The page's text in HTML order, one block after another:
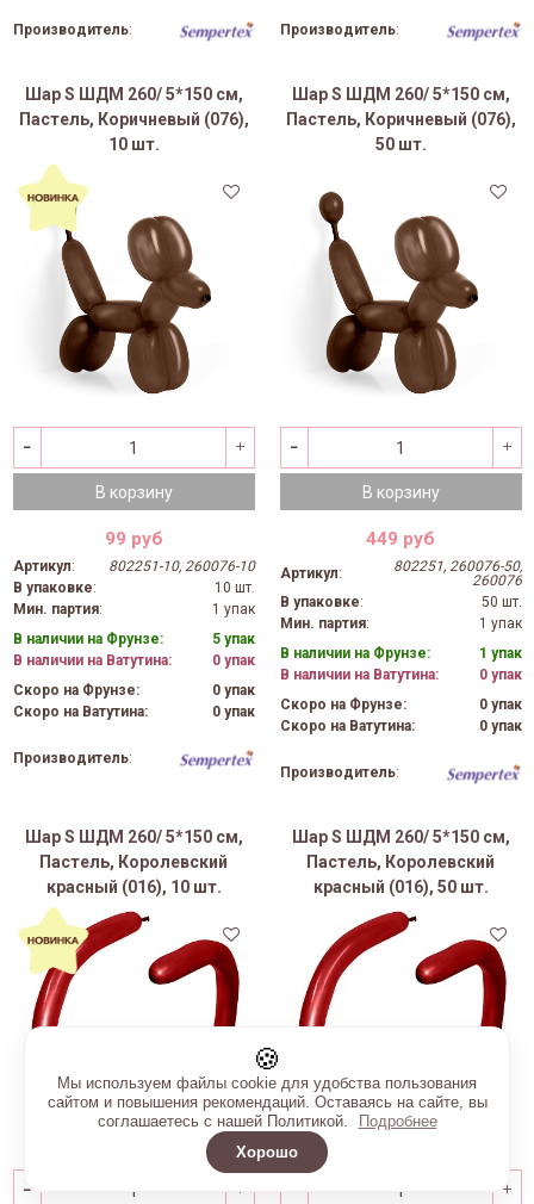
Производитель: Производитель:
Шар S ШДМ 260/ 5*150 см,
Пастель, Коричневый (076),
10 шт.
В корзину
99 руб
Артикул:
802251-10, 260076-10
В упаковке:
10 шт.
Мин. партия:
1 упак
В наличии на Фрунзе:
5 упак
В наличии на Ватутина:
0 упак
Скоро на Фрунзе:
0 упак
Скоро на Ватутина:
0 упак
Производитель:
Шар S ШДМ 260/ 5*150 см,
Пастель, Коричневый (076),
50 шт.
В корзину
449 руб
Артикул:
802251, 260076-50,
260076
В упаковке:
50 шт.
Мин. партия:
1 упак
В наличии на Фрунзе:
1 упак
В наличии на Ватутина:
0 упак
Скоро на Фрунзе:
0 упак
Скоро на Ватутина:
0 упак
Производитель:
Шар S ШДМ 260/ 5*150 см,
Пастель, Королевский
красный (016), 10 шт.
Шар S ШДМ 260/ 5*150 см,
Пастель, Королевский
красный (016), 50 шт.
🍪
Мы используем файлы cookie для удобства пользования
сайтом и повышения рекомендаций. Оставаясь на сайте, вы
соглашаетесь с нашей Политикой.
Подробнее
Хорошо